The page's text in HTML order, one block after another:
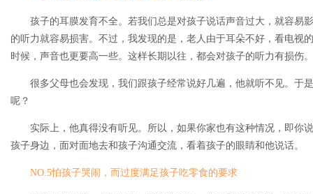
孩子的耳膜发育不全。若我们总是对孩子说话声音过大，就容易
的听力就容易损害。不过，我发现的是，老人由于耳朵不好，看电视
时候，声音也更要高一些。这样长期以往，都会对孩子的听力有损伤。
很多父母也会发现，我们跟孩子经常说好几遍，他就听不见。于
呢？
实际上，他真得没有听见。所以，如果你家也有这种情况，即你
孩子身边，面对面地去和孩子沟通交流，看着孩子的眼睛和他说话。
NO.5怕孩子哭闹，而过度满足孩子吃零食的要求